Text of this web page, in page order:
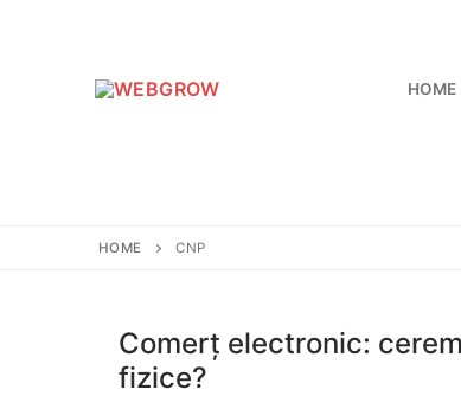
HOME
HOME CNP
Comerț electronic:
fizice?